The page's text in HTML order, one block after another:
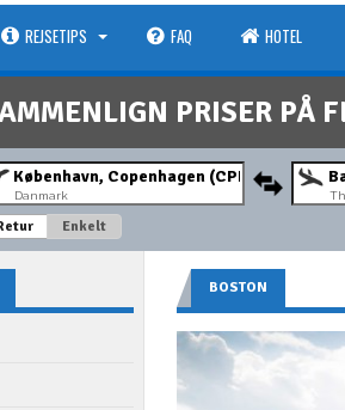
REJSETIPS FAQ HOTEL
PRISER PÅ
Danmark
Enkelt
BOSTON